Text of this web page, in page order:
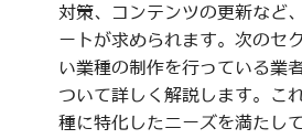
対策、コンテンツの更新など
ートが求められます。次のセ
い業種の制作を行っている業
ついて詳しく解説します。こ
種に特化したニーズを満たし